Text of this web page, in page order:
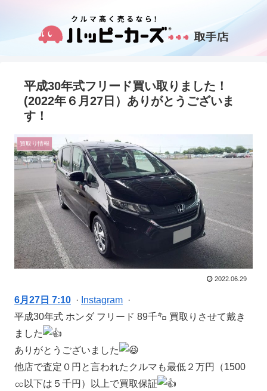
平成30年式フリード買い取りました！
(2022年６月27日）ありがとうございま
す！
買取り情報
2022.06.29
6月27日 7:10 · Instagram ·
平成30年式 ホンダ フリード 89千㌔ 買取りさせて戴き
ました
ありがとうございました
他店で査定０円と言われたクルマも最低２万円（1500
㏄以下は５千円）以上で買取保証